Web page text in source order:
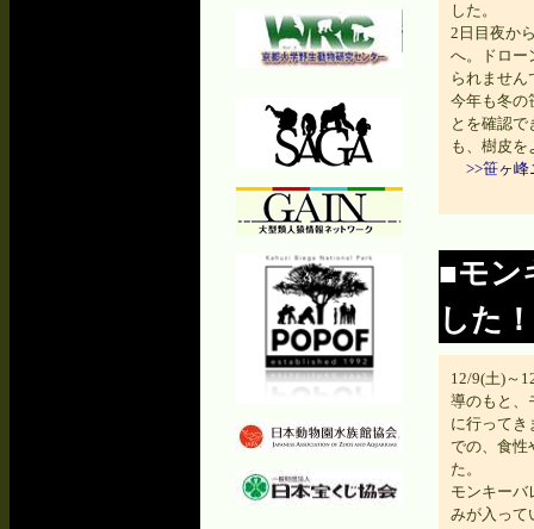
した。
2日目夜か
へ。ドロー
られませ
今年も冬の
とを確認
も、樹皮を
>>笹ヶ
■モン
した！
12/9(土)～
導のもと、
に行ってき
での、食性
た。
モンキーバ
みが入って